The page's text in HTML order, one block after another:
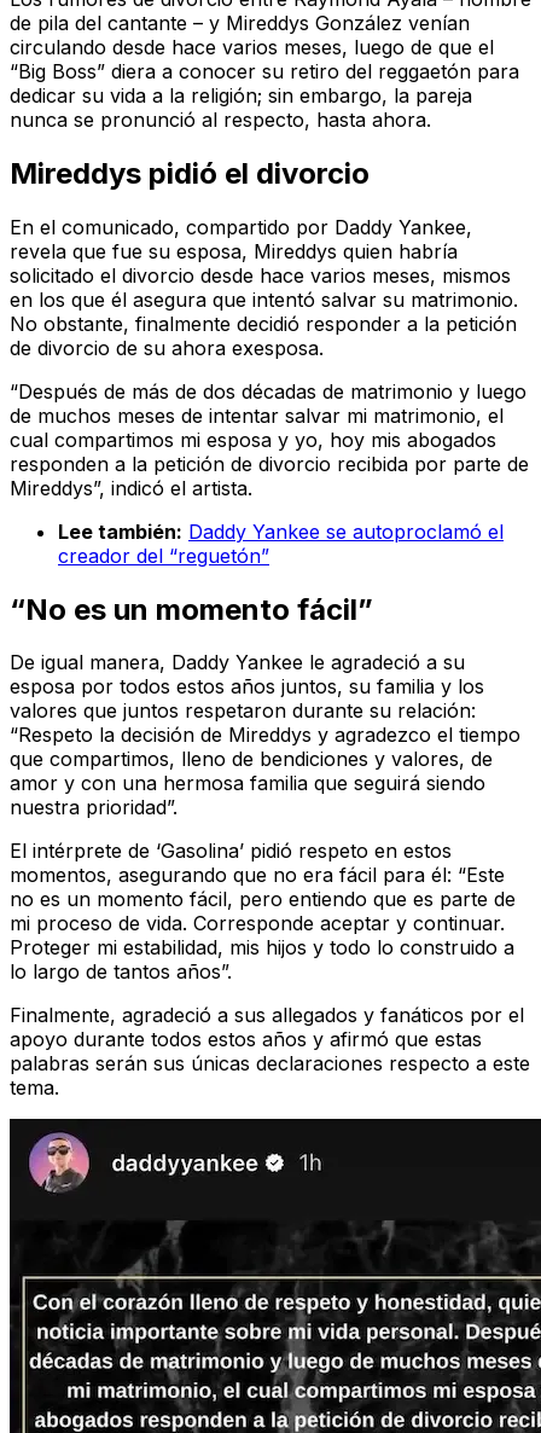
de pila del cantante – y Mireddys González venían
circulando desde hace varios meses, luego de que el
“Big Boss” diera a conocer su retiro del reggaetón para
dedicar su vida a la religión; sin embargo, la pareja
nunca se pronunció al respecto, hasta ahora.
Mireddys pidió el divorcio
En el comunicado, compartido por Daddy Yankee,
revela que fue su esposa, Mireddys quien habría
solicitado el divorcio desde hace varios meses, mismos
en los que él asegura que intentó salvar su matrimonio.
No obstante, finalmente decidió responder a la petición
de divorcio de su ahora exesposa.
“Después de más de dos décadas de matrimonio y luego
de muchos meses de intentar salvar mi matrimonio, el
cual compartimos mi esposa y yo, hoy mis abogados
responden a la petición de divorcio recibida por parte de
Mireddys”, indicó el artista.
Lee también: Daddy Yankee se autoproclamó el
creador del “reguetón”
“No es un momento fácil”
De igual manera, Daddy Yankee le agradeció a su
esposa por todos estos años juntos, su familia y los
valores que juntos respetaron durante su relación:
“Respeto la decisión de Mireddys y agradezco el tiempo
que compartimos, lleno de bendiciones y valores, de
amor y con una hermosa familia que seguirá siendo
nuestra prioridad”.
El intérprete de ‘Gasolina’ pidió respeto en estos
momentos, asegurando que no era fácil para él: “Este
no es un momento fácil, pero entiendo que es parte de
mi proceso de vida. Corresponde aceptar y continuar.
Proteger mi estabilidad, mis hijos y todo lo construido a
lo largo de tantos años”.
Finalmente, agradeció a sus allegados y fanáticos por el
apoyo durante todos estos años y afirmó que estas
palabras serán sus únicas declaraciones respecto a este
tema.